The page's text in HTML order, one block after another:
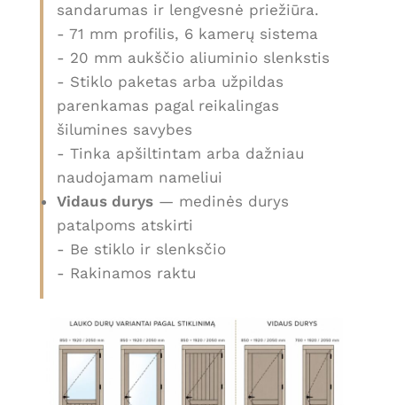
sandarumas ir lengvesnė priežiūra.
- 71 mm profilis, 6 kamerų sistema
- 20 mm aukščio aliuminio slenkstis
- Stiklo paketas arba užpildas
parenkamas pagal reikalingas
šilumines savybes
- Tinka apšiltintam arba dažniau
naudojamam nameliui
Vidaus durys — medinės durys
patalpoms atskirti
- Be stiklo ir slenksčio
- Rakinamos raktu